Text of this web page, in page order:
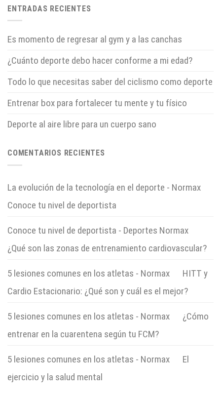
ENTRADAS RECIENTES
Es momento de regresar al gym y a las canchas
¿Cuánto deporte debo hacer conforme a mi edad?
Todo lo que necesitas saber del ciclismo como deporte
Entrenar box para fortalecer tu mente y tu físico
Deporte al aire libre para un cuerpo sano
COMENTARIOS RECIENTES
La evolución de la tecnología en el deporte - Normax
Conoce tu nivel de deportista
Conoce tu nivel de deportista - Deportes Normax
¿Qué son las zonas de entrenamiento cardiovascular?
5 lesiones comunes en los atletas - Normax
HITT y
Cardio Estacionario: ¿Qué son y cuál es el mejor?
5 lesiones comunes en los atletas - Normax
¿Cómo
entrenar en la cuarentena según tu FCM?
5 lesiones comunes en los atletas - Normax
El
ejercicio y la salud mental